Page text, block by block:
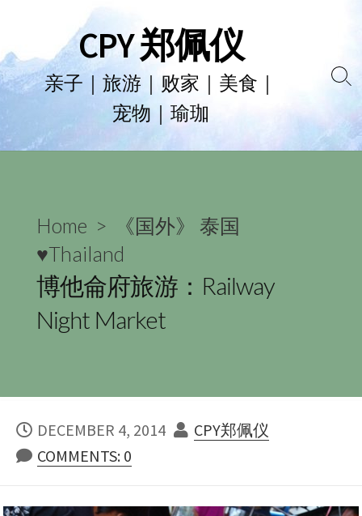
to
content
CPY 郑佩仪
亲子｜旅游｜败家｜美食｜
宠物｜瑜珈
Home >
《国外》 泰国
♥Thailand
博他侖府旅游：Railway
Night Market
PUBLISHED
DATE
DECEMBER 4, 2014 AUTHOR
CPY郑佩仪
COMMENTS: 0